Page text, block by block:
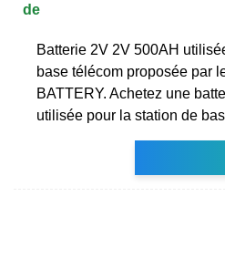
de
Batterie 2V 2V 500AH
base télécom proposée par
BATTERY. Achetez une
utilisée pour la station de